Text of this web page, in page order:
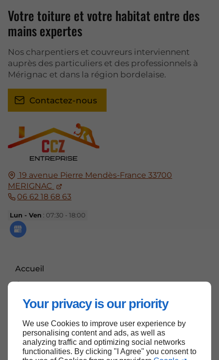
Your privacy is our priority
We use Cookies to improve user experience by
personalising content and ads, as well as
analyzing traffic and optimizing social networks
functionalities. By clicking "I Agree" you consent to
19 avenue Pierre Mendès-France 33700
MERIGNAC
06 62 18 68 63
Lun - Ven : 07:30 - 18:00
Accueil
Contactez-nous
Mentions légales
Votre toiture et votre habitat entre des
mains expertes
Nos charpentiers et couvreurs interviennent
auprès des particuliers et des professionnels à
Mérignac et dans la région bordelaise.
Contactez-nous